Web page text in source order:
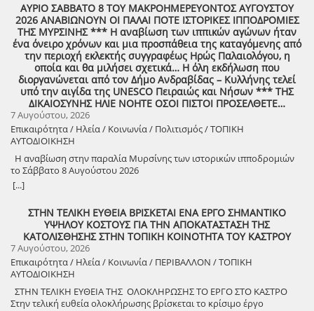
κανόνια του αγώνα! ΦΩΤΟΓΡΑΦΙΕΣ ΚΑΙ ΠΡΟΣΚΛΗΣΗ ΓΙΑ ΤΟ
ΣΥΝΑΠΑΝΤΗΜΑ (Πατήστε πάνω στο σύνδεσμο για να ανοίξει το
αρχείο) Ο Σύλλογος των απανταχού Δουκιωτών σάς προσκαλεί στην
εκδήλωση που θα πραγματοποιηθεί στο χωριό μας, το ΔΟΥΚΑ, σε
συνδιοργάνωση με τον Δήμο Αρχαίας Ολυμπίας, στις 13 Αυγούστου,
ημέρα Πέμπτη και ώρα 8:30 μ.μ., στην πλατεία του χωριού με θέμα:
«Άυλη πολιτιστική κληρονομιά: Eκφράσεις, Δράσεις Διαφύλαξης και
Προοπτικές στην Ηλεία» Oμιλητές: – Διομήδης Τόλιος, Διεύθυνση
Νεότερης Πολιτιστικής Κληρονομιάς ΥΠΠΟ-Σύλλογος Διβριωτών
Αθήνας – Γωγώ Κανελλοπούλου, εκπαιδευτικός – Νίκος
Σιάκκουλης, Πρόεδρος eco action Νεμούτας Θα ακολουθήσoυν
χοροί της Ηλείας από το Λύκειο Ελληνίδων Πύργου Η είσοδος για
την πολιτιστική εκδήλωση είναι ελεύθερη. Μετά το πέρας της
εκδήλωσης, σας προσκαλούμε να διασκεδάσουμε όλοι μαζί με
ζωντανή παραδοσιακή μουσική από τη μουσική ομάδα του
Λύσανδρου Παναγόπουλου, σε μια βραδιά γεμάτη κέφι, χορό και
συμμετοχής στο γλέντι: 10 ευρώ ανά άτομο.
ΑΥΡΙΟ ΣΑΒΒΑΤΟ 8 ΤΟΥ ΜΑΚΡΟΗΜΕΡΕΥΟΝΤΟΣ ΑΥΓΟΥΣΤΟΥ
2026 ΑΝΑΒΙΩΝΟΥΝ ΟΙ ΠΑΛΑΙ ΠΟΤΕ ΙΣΤΟΡΙΚΕΣ ΙΠΠΟΔΡΟΜΙΕΣ
ΤΗΣ ΜΥΡΣΙΝΗΣ *** Η αναβίωση των ιππικών αγώνων ήταν
ένα όνειρο χρόνων και μια προσπάθεια της καταγόμενης από
την περιοχή εκλεκτής συγγραφέως Ηρώς Παλαιολόγου, η
οποία και θα μιλήσει σχετικά… Η όλη εκδήλωση που
διοργανώνεται από τον Δήμο Ανδραβίδας – Κυλλήνης τελεί
υπό την αιγίδα της UNESCO Πειραιώς και Νήσων *** ΤΗΣ
ΔΙΚΑΙΟΣΥΝΗΣ ΗΛΙΕ ΝΟΗΤΕ ΟΣΟΙ ΠΙΣΤΟΙ ΠΡΟΣΕΛΘΕΤΕ…
7 Αυγούστου, 2026
Επικαιρότητα / Ηλεία / Κοινωνία / Πολιτισμός / ΤΟΠΙΚΗ
ΑΥΤΟΔΙΟΙΚΗΣΗ
Η αναβίωση στην παραλία Μυρσίνης των ιστορικών ιπποδρομιών
το Σάββατο 8 Αυγούστου 2026
[...]
ΣΤΗΝ ΤΕΛΙΚΗ ΕΥΘΕΙΑ ΒΡΙΣΚΕΤΑΙ ΕΝΑ ΕΡΓΟ ΣΗΜΑΝΤΙΚΟ
ΥΨΗΛΟΥ ΚΟΣΤΟΥΣ ΓΙΑ ΤΗΝ ΑΠΟΚΑΤΑΣΤΑΣΗ ΤΗΣ
ΚΑΤΟΛΙΣΘΗΣΗΣ ΣΤΗΝ ΤΟΠΙΚΗ ΚΟΙΝΟΤΗΤΑ ΤΟΥ ΚΑΣΤΡΟΥ
7 Αυγούστου, 2026
Επικαιρότητα / Ηλεία / Κοινωνία / ΠΕΡΙΒΑΛΛΟΝ / ΤΟΠΙΚΗ
ΑΥΤΟΔΙΟΙΚΗΣΗ
ΣΤΗΝ ΤΕΛΙΚΗ ΕΥΘΕΙΑ ΤΗΣ ΟΛΟΚΛΗΡΩΣΗΣ ΤΟ ΕΡΓΟ ΣΤΟ ΚΑΣΤΡΟ
Στην τελική ευθεία ολοκλήρωσης βρίσκεται το κρίσιμο έργο